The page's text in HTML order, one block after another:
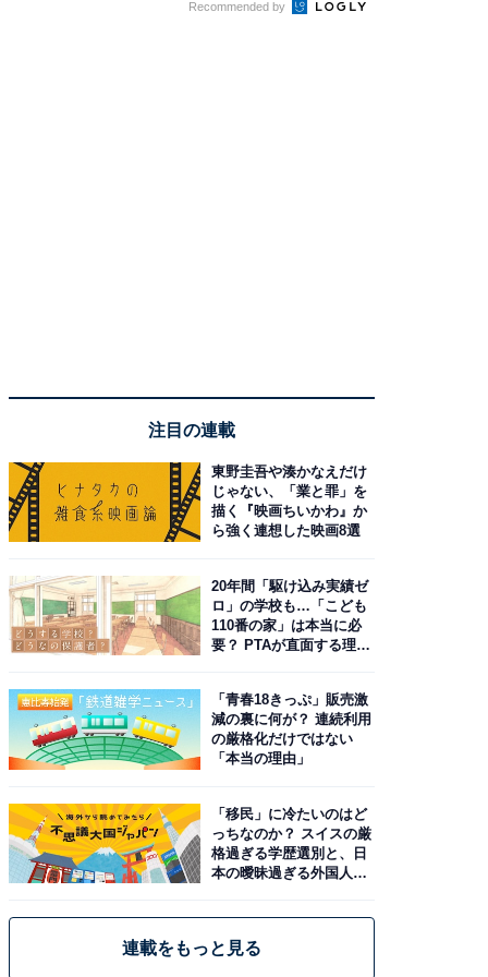
Recommended by
注目の連載
東野圭吾や湊かなえだけ
じゃない、「業と罪」を
描く『映画ちいかわ』か
ら強く連想した映画8選
20年間「駆け込み実績ゼ
ロ」の学校も…「こども
110番の家」は本当に必
要？ PTAが直面する理想
「青春18きっぷ」販売激
減の裏に何が？ 連続利用
の厳格化だけではない
「本当の理由」
「移民」に冷たいのはど
っちなのか？ スイスの厳
格過ぎる学歴選別と、日
本の曖昧過ぎる外国人政
連載をもっと見る